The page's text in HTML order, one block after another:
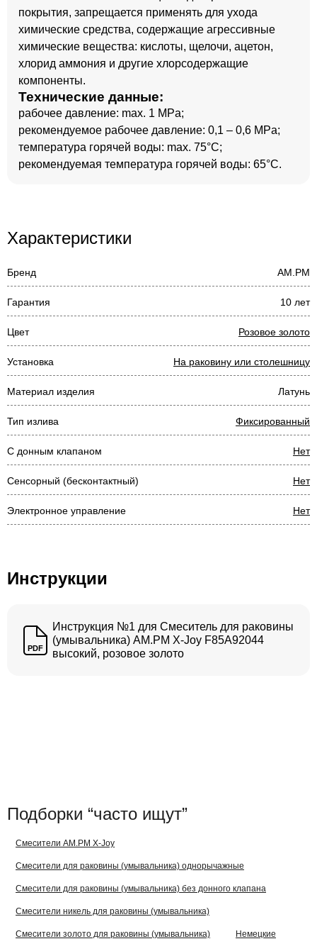
покрытия, запрещается применять для ухода
химические средства, содержащие агрессивные
химические вещества: кислоты, щелочи, ацетон,
хлорид аммония и другие хлорсодержащие
компоненты.
Технические данные:
рабочее давление: max. 1 MPa;
рекомендуемое рабочее давление: 0,1 – 0,6 MPa;
температура горячей воды: max. 75°C;
рекомендуемая температура горячей воды: 65°C.
Характеристики
Бренд AM.PM
Гарантия 10 лет
Цвет Розовое золото
Установка На раковину или столешницу
Материал изделия Латунь
Тип излива Фиксированный
С донным клапаном Нет
Сенсорный (бесконтактный) Нет
Электронное управление Нет
Инструкции
PDF
Инструкция №1 для Смеситель для раковины
(умывальника) AM.PM X-Joy F85A92044
высокий, розовое золото
Подборки “часто ищут”
Смесители AM.PM X-Joy
Смесители для раковины (умывальника) однорычажные
Смесители для раковины (умывальника) без донного клапана
Смесители никель для раковины (умывальника)
Смесители золото для раковины (умывальника) Немецкие